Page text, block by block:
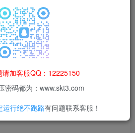
习交流，禁止商业运营与违法、侵权
下载后请于 24 小时内删除，违规后
担。
请加客服QQ：12225150
密码都为：www.skt3.com
运行绝不跑路有问题联系客服！